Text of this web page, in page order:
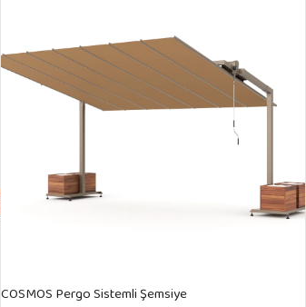
COSMOS Pergo Sistemli Şemsiye